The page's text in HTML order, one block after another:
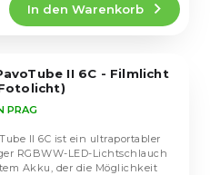
In den Warenkorb
II 6C - Filmlicht
PRAG
II 6C ist ein ultraportabler
RGBWW-LED-Lichtschlauch
Akku, der die Möglichkeit